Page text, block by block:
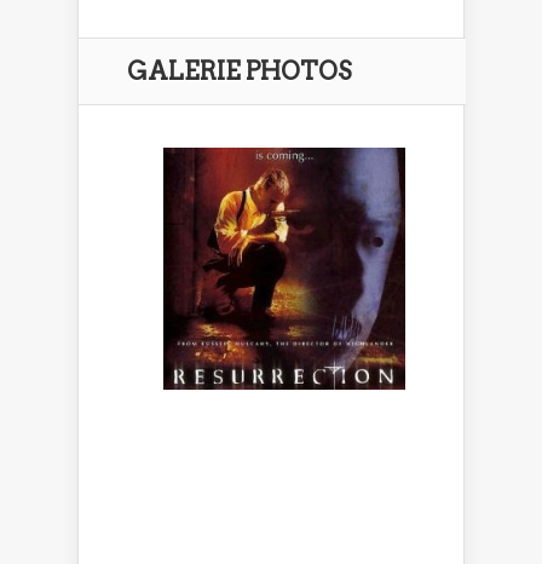
GALERIE PHOTOS